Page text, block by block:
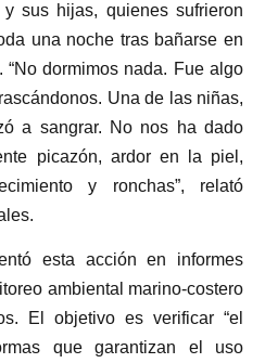
sus hijas, quienes sufrieron
una noche tras bañarse en
dormimos nada. Fue algo
Una de las niñas,
a sangrar. No nos ha dado
picazón, ardor en la piel,
y ronchas”, relató
esta acción en informes
ambiental marino-costero
El objetivo es verificar “el
que garantizan el uso